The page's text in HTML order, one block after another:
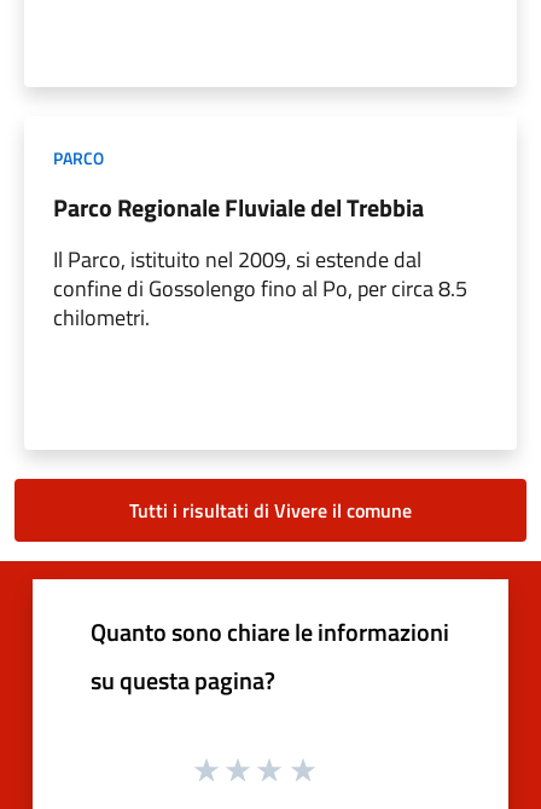
PARCO
Parco Regionale Fluviale del Trebbia
Il Parco, istituito nel 2009, si estende dal
confine di Gossolengo fino al Po, per circa 8.5
chilometri.
Tutti i risultati di Vivere il comune
Quanto sono chiare le informazioni
su questa pagina?